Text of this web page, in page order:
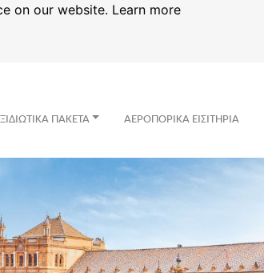
on our website. Learn more
ΠΑΚΕΤΑ ΑΕΡΟΠΟΡΙΚΑ ΕΙΣΙΤΗΡΙΑ